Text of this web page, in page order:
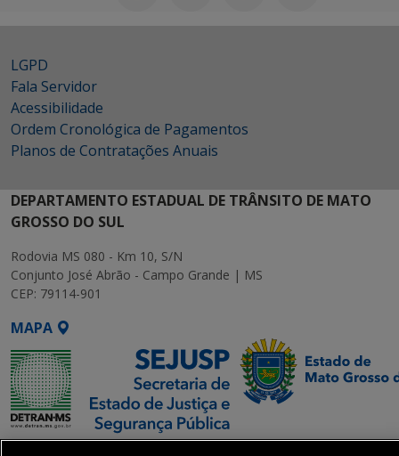
LGPD
Fala Servidor
Acessibilidade
Ordem Cronológica de Pagamentos
Planos de Contratações Anuais
DEPARTAMENTO ESTADUAL DE TRÂNSITO DE MATO
GROSSO DO SUL
Rodovia MS 080 - Km 10, S/N
Conjunto José Abrão - Campo Grande | MS
CEP: 79114-901
MAPA